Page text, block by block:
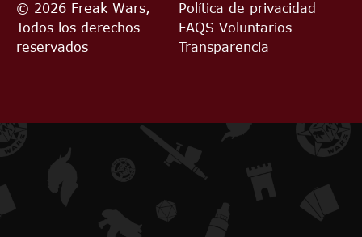
© 2026 Freak Wars,
Todos los derechos
reservados
Política de privacidad
FAQS Voluntarios
Transparencia